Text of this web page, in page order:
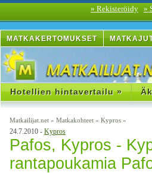
» Rekisteröidy »
MATKAKERTOMUKSET
Hotellien hintavertailu »
Matkailijat.net » Matkakohteet » Kypros »
24.7.2010 - Kypros
Pafos, Kypros -
rantapoukamia